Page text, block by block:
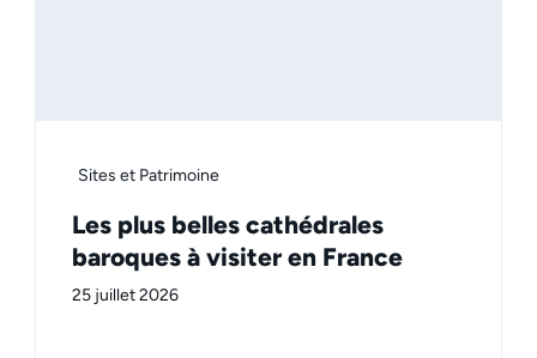
Sites et Patrimoine
Les plus belles cathédrales
baroques à visiter en France
25 juillet 2026